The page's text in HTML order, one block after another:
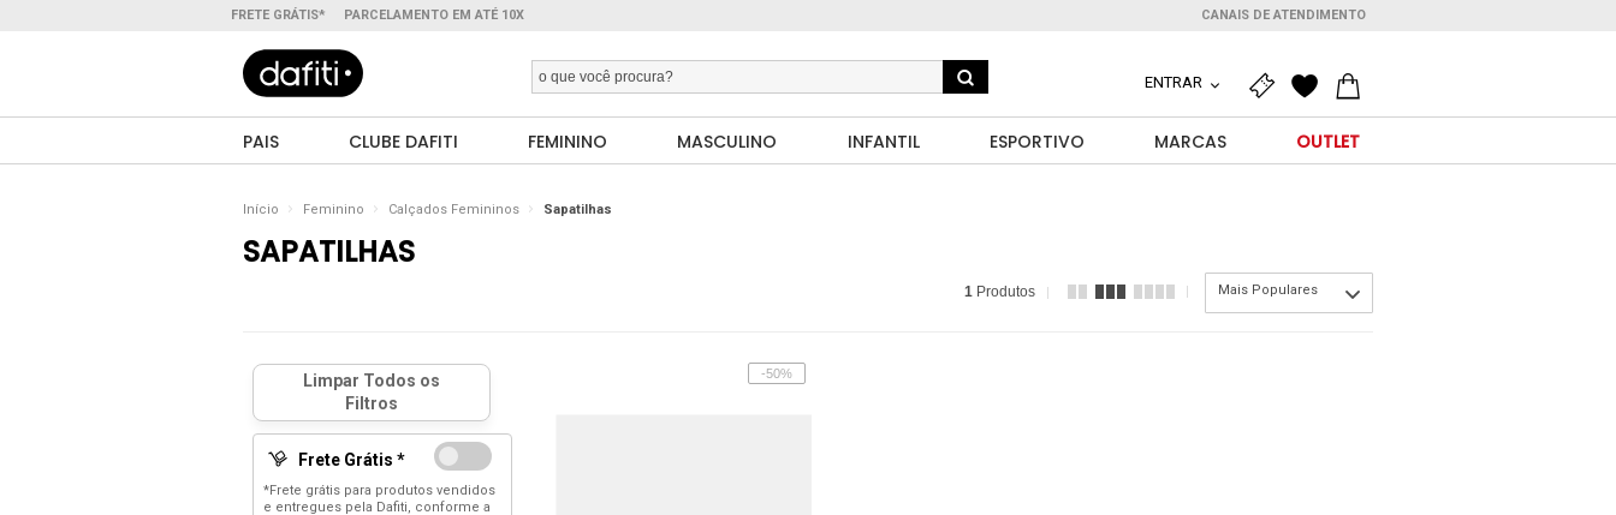
FRETE GRÁTIS* PARCELAMENTO EM ATÉ 10X CANAIS DE ATENDIMENTO
ENTRAR
PAIS CLUBE DAFITI FEMININO MASCULINO INFANTIL ESPORTIVO MARCAS OUTLET
Início Feminino Calçados Femininos Sapatilhas
SAPATILHAS
1 Produtos Mais Populares
Frete Grátis *
*Frete grátis para produtos vendidos
e entregues pela Dafiti, conforme a
-50%